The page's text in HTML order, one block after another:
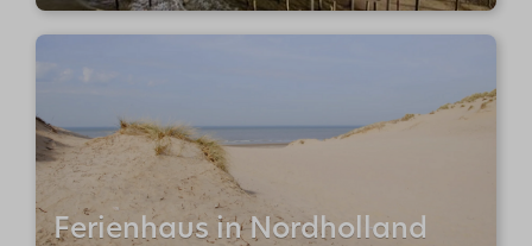
Ferienhaus in Nordholland